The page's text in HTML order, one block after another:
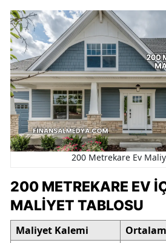
200 Metrekare Ev
200 METREKARE EV
MALIYET TABLOSU
Maliyet Kalemi